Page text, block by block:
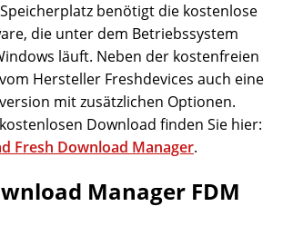
benötigt die kostenlose
die unter dem Betriebssystem
läuft. Neben der kostenfreien
Hersteller Freshdevices auch eine
mit zusätzlichen Optionen.
Download finden Sie hier:
Fresh Download Manager.
Manager FDM